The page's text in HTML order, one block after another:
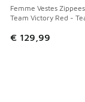
Femme Vestes Zippees
Team Victory Red -
€ 129,99